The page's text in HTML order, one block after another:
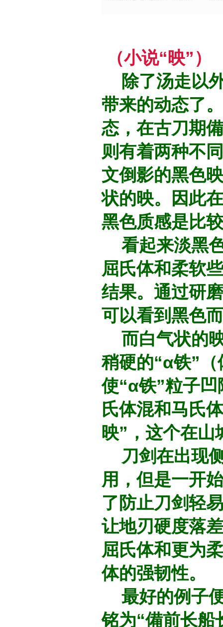
（小说“映”）
除了汤走以
带来的动态了
态，在古刀期
则有着两种不
文倒影的黑色
状的映。因此
黑色质感是比
看起来淡黑
屈氏体和柔软
结果。通过研
可以看到黑色
而白气状的
稍硬的“α铁”
使“α铁”粒子
氏体混和马氏
映”，这个在山
刀剑在出现
用，但是一开
了防止刀剑轻
让地刃硬度落
屈氏体和更为
体的强韧性。
最好的例子
铭为“備前长船